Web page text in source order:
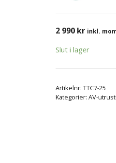
2 990 kr inkl.
Slut i lager
Artikelnr:TTC7-25
Kategorier:AV-